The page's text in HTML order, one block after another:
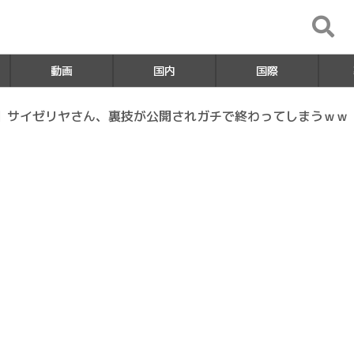
動画 国内 国際
イゼリヤさん、裏技が公開されガチで終わってしまうｗｗ